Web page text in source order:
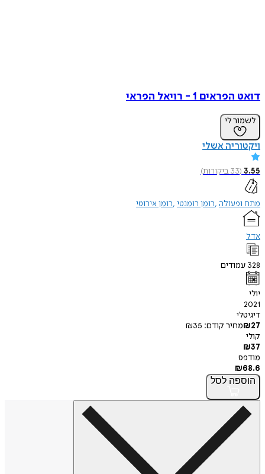
דואט הפראים 1 - רויאל הפראי
לשמור לי
ויקטוריה אשלי
3.55
(
33ביקורות)
מתח ופעולה רומן רומנטי רומן אירוטי
אדל
328 עמודים
יולי
2021
דיגיטלי
₪27 מחיר קודם: ₪35
קולי
₪37
מודפס
₪68.6
הוספה לסל